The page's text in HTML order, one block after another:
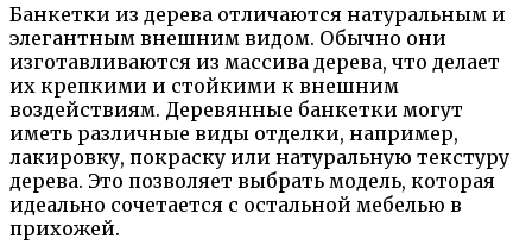
Банкетки из дерева отличаются натуральным и
элегантным внешним видом. Обычно они
изготавливаются из массива дерева, что делает
их крепкими и стойкими к внешним
воздействиям. Деревянные банкетки могут
иметь различные виды отделки, например,
лакировку, покраску или натуральную текстуру
дерева. Это позволяет выбрать модель, которая
идеально сочетается с остальной мебелью в
прихожей.